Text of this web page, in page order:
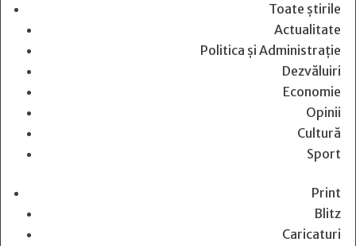
Toate știrile
Actualitate
Politica și Administrație
Dezvăluiri
Economie
Opinii
Cultură
Sport
Print
Blitz
Caricaturi